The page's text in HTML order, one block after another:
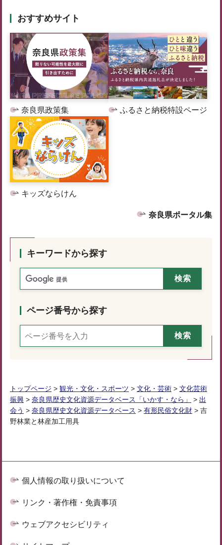
おすすめサイト
奈良県政策集 ふるさと納税特設ページ
キッズならけん
奈良県ポータル集
キーワードから探す
ページ番号から探す
トップページ > 観光・文化・スポーツ > 文化・芸術 > 文化芸術
振興 > 奈良県歴史文化資源データベース「いかす・なら」 > 出
会う > 奈良県歴史文化資源データベース > 有形民俗文化財 > 吉
野林業と林産加工用具
個人情報の取り扱いについて
リンク・著作権・免責事項
ウェブアクセシビリティ